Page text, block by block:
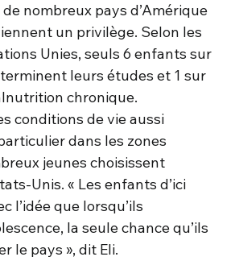
nombreux pays d’Amérique
un privilège. Selon les
Unies, seuls 6 enfants sur
leurs études et 1 sur
chronique.
conditions de vie aussi
dans les zones
jeunes choisissent
Unis. « Les enfants d’ici
l’idée que lorsqu’ils
la seule chance qu’ils
le pays », dit Eli.